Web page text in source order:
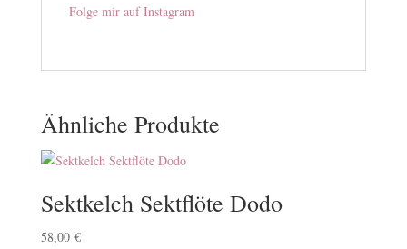
Folge mir auf Instagram
Ähnliche Produkte
Sektkelch Sektflöte Dodo
58,00 €